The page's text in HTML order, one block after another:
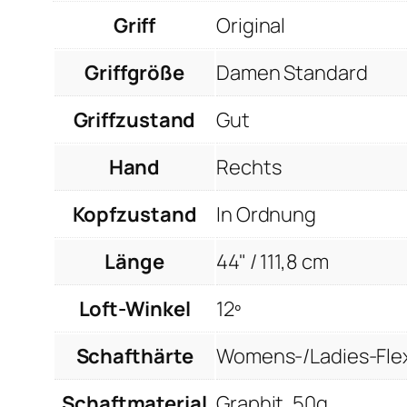
Griff
Original
Griffgröße
Damen Standard
Griffzustand
Gut
Hand
Rechts
Kopfzustand
In Ordnung
Länge
44" / 111,8 cm
Loft-Winkel
12º
Schafthärte
Womens-/Ladies-